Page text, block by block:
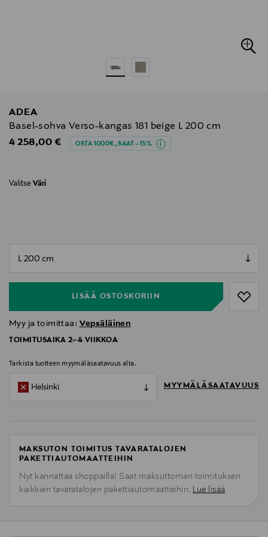
ADEA
Basel-sohva Verso-kangas 181 beige L 200 cm
Original Price
4 258,00 € OSTA 1000€, SAAT –15%
Valitse Väri
LISÄÄ OSTOSKORIIN
Myy ja toimittaa: Vepsäläinen
TOIMITUSAIKA 2–4 VIIKKOA
Tarkista tuotteen myymäläsaatavuus alta.
Helsinki MYYMÄLÄSAATAVUUS
MAKSUTON TOIMITUS TAVARATALOJEN
PAKETTIAUTOMAATTEIHIN
Nyt kannattaa shoppailla! Saat maksuttoman toimituksen
kaikkien tavaratalojen pakettiautomaatteihin. Lue lisää